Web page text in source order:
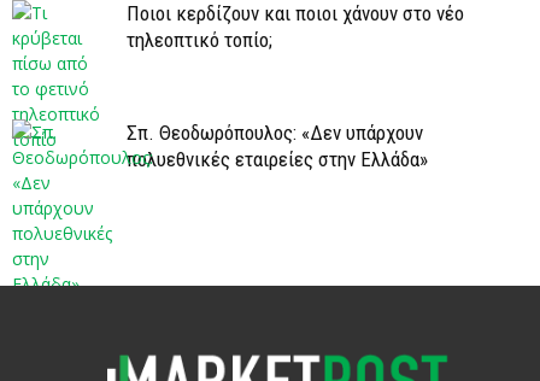
Ποιοι κερδίζουν και ποιοι χάνουν στο νέο
τηλεοπτικό τοπίο;
Σπ. Θεοδωρόπουλος: «Δεν υπάρχουν
πολυεθνικές εταιρείες στην Ελλάδα»